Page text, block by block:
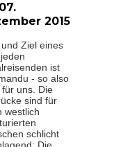
2015
Ziel eines
ist
- so also
uns. Die
sind für
westlich
schlicht